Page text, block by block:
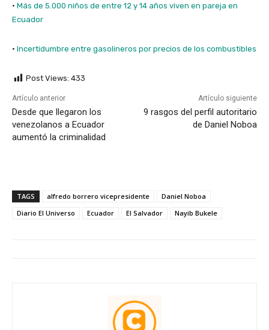
· Más de 5.000 niños de entre 12 y 14 años viven en pareja en
Ecuador
· Incertidumbre entre gasolineros por precios de los combustibles
Post Views: 433
Artículo anterior
Desde que llegaron los
venezolanos a Ecuador
aumentó la criminalidad
Artículo siguiente
9 rasgos del perfil autoritario
de Daniel Noboa
TAGS alfredo borrero vicepresidente
Daniel Noboa
Diario El Universo
Ecuador El Salvador Nayib Bukele